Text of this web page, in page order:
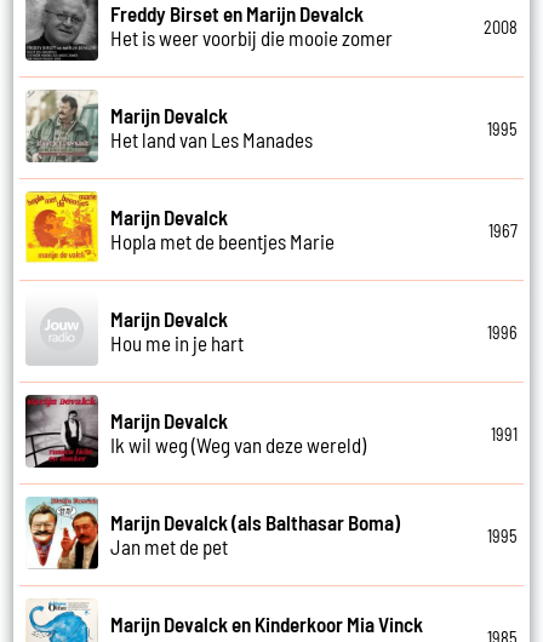
Freddy Birset en Marijn Devalck
Het is weer voorbij die mooie zomer
2008
Marijn Devalck
Het land van Les Manades
1995
Marijn Devalck
Hopla met de beentjes Marie
1967
Marijn Devalck
Hou me in je hart
1996
Marijn Devalck
Ik wil weg (Weg van deze wereld)
1991
Marijn Devalck (als Balthasar Boma)
Jan met de pet
1995
Marijn Devalck en Kinderkoor Mia Vinck